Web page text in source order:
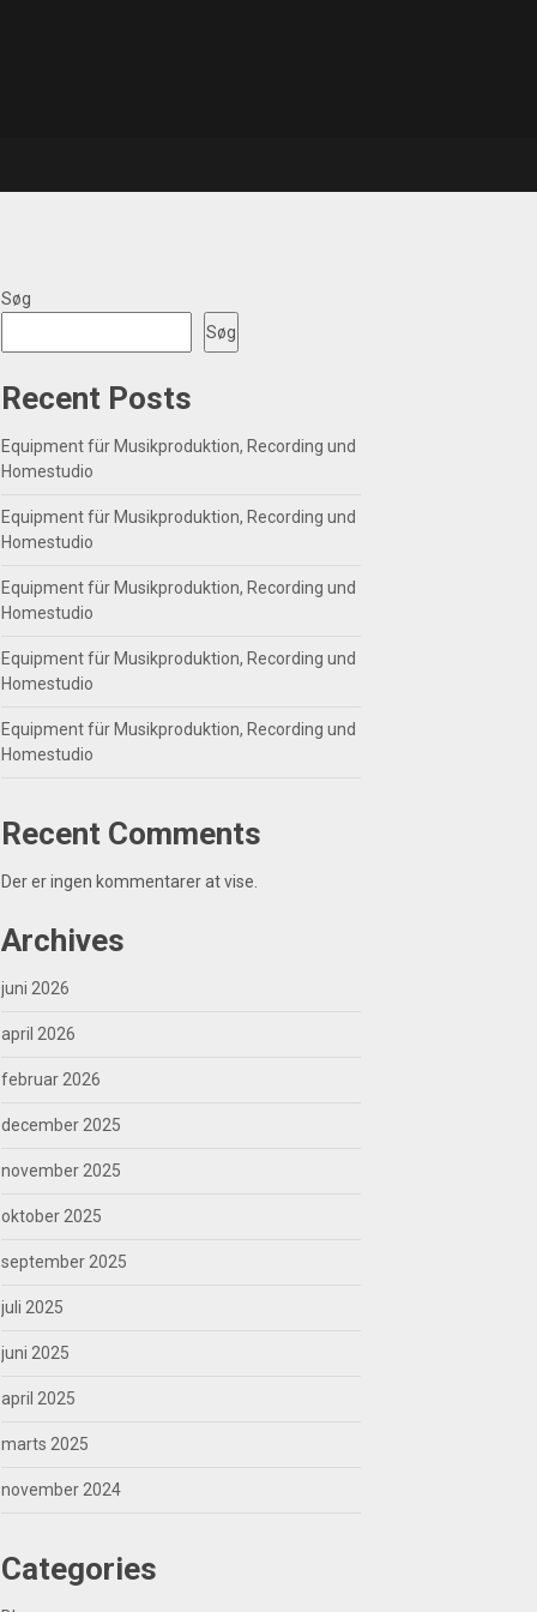
Søg
Søg
Recent Posts
Equipment für Musikproduktion, Recording und
Homestudio
Equipment für Musikproduktion, Recording und
Homestudio
Equipment für Musikproduktion, Recording und
Homestudio
Equipment für Musikproduktion, Recording und
Homestudio
Equipment für Musikproduktion, Recording und
Homestudio
Recent Comments
Der er ingen kommentarer at vise.
Archives
juni 2026
april 2026
februar 2026
december 2025
november 2025
oktober 2025
september 2025
juli 2025
juni 2025
april 2025
marts 2025
november 2024
Categories